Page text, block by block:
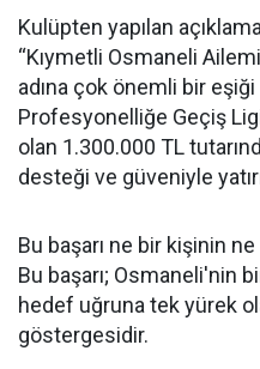
Kulüpten yapılan
“Kıymetli Osmaneli
adına çok önemli bir
Profesyonelliğe Geçiş
olan 1.300.000 TL
desteği ve güveniyle
Bu başarı ne bir kişinin ne
Bu başarı; Osmaneli'nin
hedef uğruna tek yürek
göstergesidir.